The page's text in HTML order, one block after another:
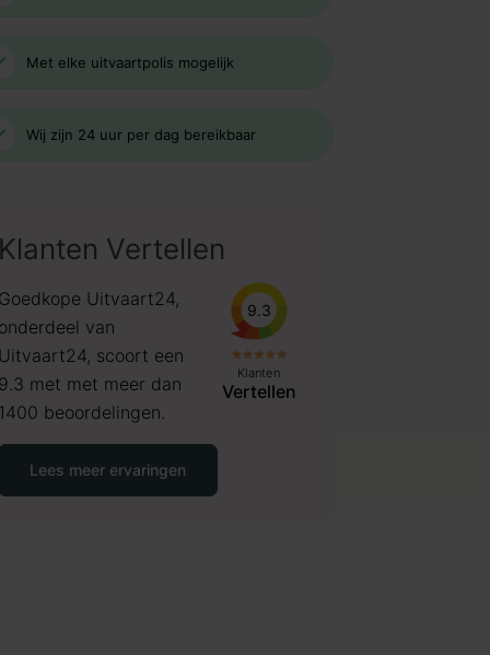
Met elke uitvaartpolis mogelijk
Wij zijn 24 uur per dag bereikbaar
Vertellen
Uitvaart24,
van
scoort een
met met meer dan
beoordelingen.
9.3
Klanten
Vertellen
Lees meer ervaringen